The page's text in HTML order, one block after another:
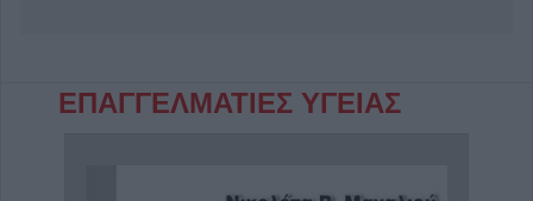
ΕΠΑΓΓΕΛΜΑΤΙΕΣ ΥΓΕΙΑΣ